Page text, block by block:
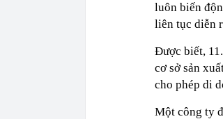
luôn biến
liên tục diễn
Được biết,
cơ sở sản
cho phép di
Một công ty